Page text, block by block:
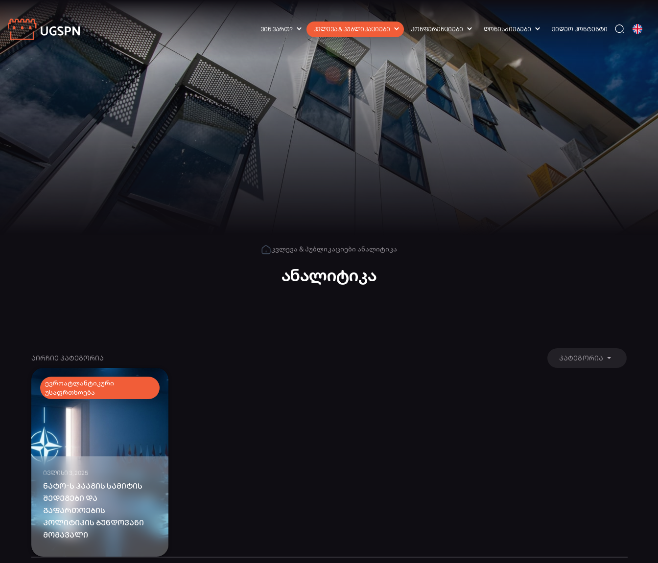
ᲕᲘᲜ ᲕᲐᲠᲗ? ᲙᲕᲚᲔᲕᲐ & ᲞᲣᲑᲚᲘᲙᲐᲪᲘᲔᲑᲘ ᲙᲝᲜᲤᲔᲠᲔᲜᲪᲘᲔᲑᲘ ᲦᲝᲜᲘᲡᲫᲘᲔᲑᲔᲑᲘ ᲕᲘᲓᲔᲝ ᲙᲝᲜᲢᲔᲜᲢᲘ
კვლევა & პუბლიკაციები ანალიტიკა
ანალიტიკა
ᲐᲘᲠᲩᲘᲔ ᲙᲐᲢᲔᲒᲝᲠᲘᲐ ᲙᲐᲢᲔᲒᲝᲠᲘᲐ
ევროატლანტიკური
უსაფრთხოება
ᲘᲕᲚᲘᲡᲘ 3, 2025
ᲜᲐᲢᲝ-Ს ᲰᲐᲐᲒᲘᲡ ᲡᲐᲛᲘᲢᲘᲡ
ᲨᲔᲓᲔᲒᲔᲑᲘ ᲓᲐ
ᲒᲐᲤᲐᲠᲗᲝᲔᲑᲘᲡ
ᲞᲝᲚᲘᲢᲘᲙᲘᲡ ᲑᲣᲜᲓᲝᲕᲐᲜᲘ
ᲛᲝᲛᲐᲕᲐᲚᲘ